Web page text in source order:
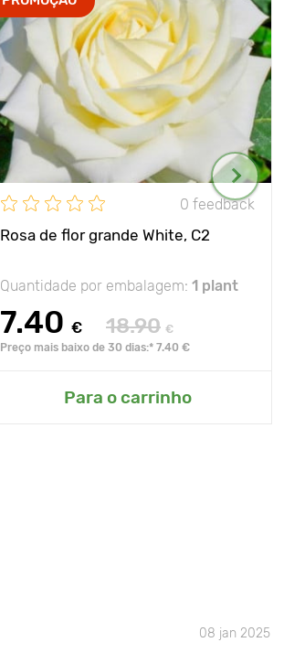
0 feedback
Rosa de flor grande White, C2
Quantidade por embalagem: 1 plant
7.40 € 18.90 €
Preço mais baixo de 30 dias:* 7.40 €
Para o carrinho
08 jan 2025